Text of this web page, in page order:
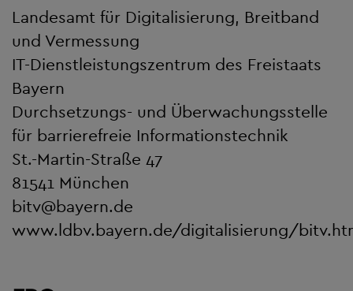
Landesamt für Digitalisierung, Breitband
und Vermessung
IT-Dienstleistungszentrum des Freistaats
Bayern
Durchsetzungs- und Überwachungsstelle
für barrierefreie Informationstechnik
St.-Martin-Straße 47
81541 München
bitv@bayern.de
www.ldbv.bayern.de/digitalisierung/